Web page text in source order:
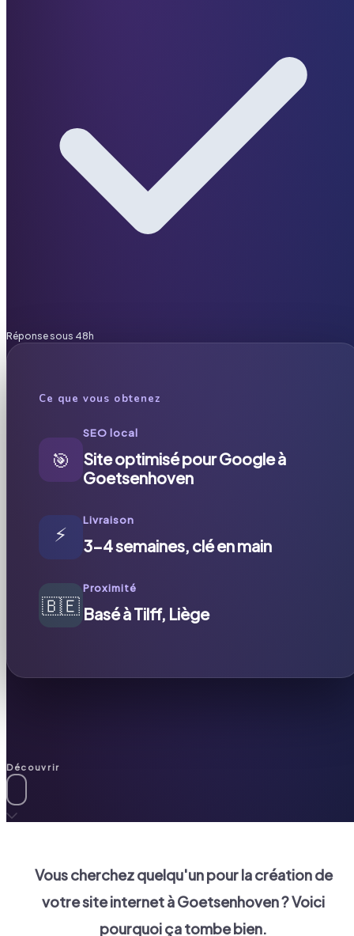
Réponse sous 48h
Ce que vous obtenez
🎯
SEO local
Site optimisé pour Google à
Goetsenhoven
⚡
Livraison
3-4 semaines, clé en main
🇧🇪
Proximité
Basé à Tilff, Liège
Découvrir
Vous cherchez quelqu'un pour la création de
votre site internet àGoetsenhoven? Voici
pourquoi ça tombe bien.